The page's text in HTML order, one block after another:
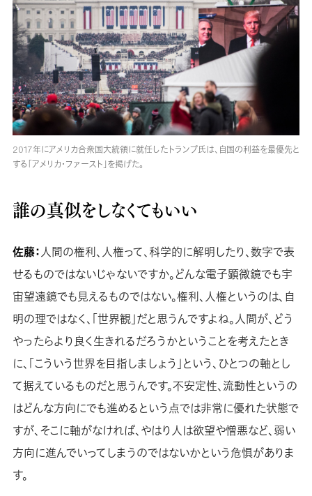
2017年にアメリカ合衆国大統領に就任したトランプ氏は、自国の利益を最優先と
する「アメリカ・ファースト」を掲げた。
誰の真似をしなくてもいい
佐藤：人間の権利、人権って、科学的に解明したり、数字で表
せるものではないじゃないですか。どんな電子顕微鏡でも宇
宙望遠鏡でも見えるものではない。権利、人権というのは、自
明の理ではなく、「世界観」だと思うんですよね。人間が、どう
やったらより良く生きれるだろうかということを考えたとき
に、「こういう世界を目指しましょう」という、ひとつの軸とし
て据えているものだと思うんです。不安定性、流動性というの
はどんな方向にでも進めるという点では非常に優れた状態で
すが、そこに軸がなければ、やはり人は欲望や憎悪など、弱い
方向に進んでいってしまうのではないかという危惧がありま
す。